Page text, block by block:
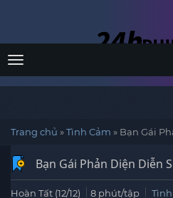
Menu
Trang chủ »Tình Cảm » Bạn Gái
Bạn Gái Phản Diện Diễn
Hoàn Tất (12/12) 8 phút/tập